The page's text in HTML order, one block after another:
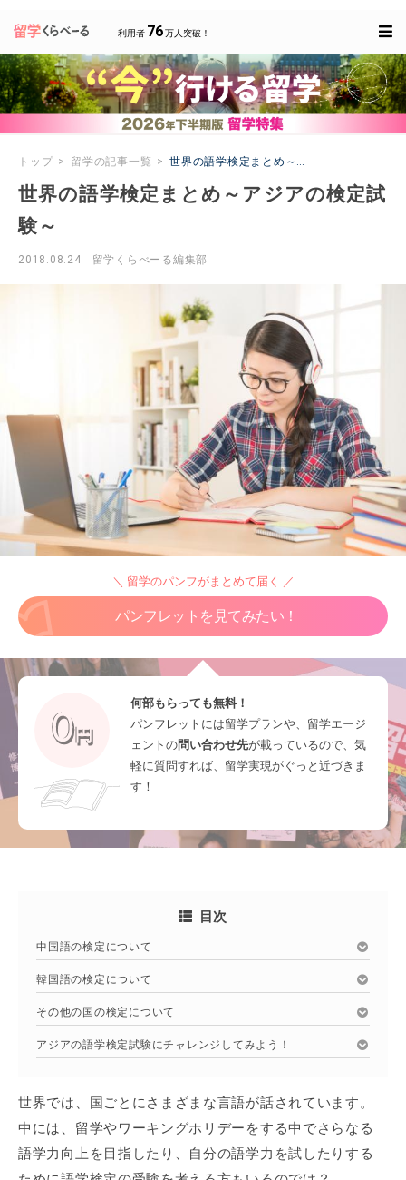
利用者 76万人突破！
トップ 留学の記事一覧 世界の語学検定まとめ～アジアの検定試験～
世界の語学検定まとめ～アジアの検定試
験～
2018.08.24 留学くらべーる編集部
＼ 留学のパンフがまとめて届く ／
パンフレットを見てみたい！
何部もらっても無料！
パンフレットには留学プランや、留学エージ
ェントの問い合わせ先が載っているので、気
軽に質問すれば、留学実現がぐっと近づきま
す！
目次
中国語の検定について
韓国語の検定について
その他の国の検定について
アジアの語学検定試験にチャレンジしてみよう！
世界では、国ごとにさまざまな言語が話されています。
中には、留学やワーキングホリデーをする中でさらなる
語学力向上を目指したり、自分の語学力を試したりする